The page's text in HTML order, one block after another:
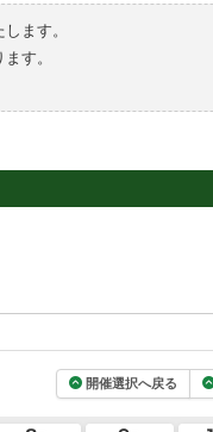
ます。
す。
開催選択へ戻る